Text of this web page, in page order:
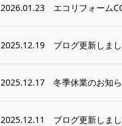
2026.01.23 エコリフォーム
2025.12.19 ブログ更新しまし
2025.12.17 冬季休業のお知
2025.12.11 ブログ更新しまし